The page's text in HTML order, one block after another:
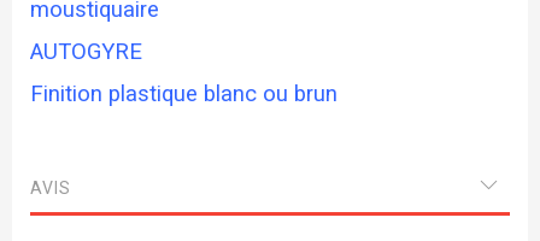
moustiquaire
AUTOGYRE
Finition plastique blanc ou brun
AVIS